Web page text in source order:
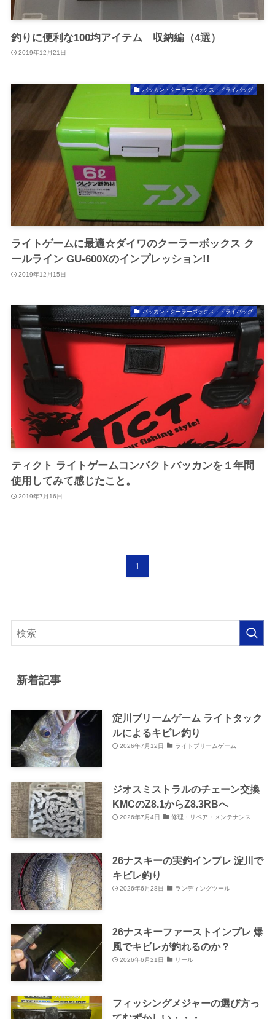
釣りに便利な100均アイテム 収納編（4選）
2019年12月21日
バッカン・クーラーボックス・ドライバッグ
ライトゲームに最適☆ダイワのクーラーボックス ク
ールライン GU-600Xのインプレッション!!
2019年12月15日
バッカン・クーラーボックス・ドライバッグ
ティクト ライトゲームコンパクトバッカンを１年間
使用してみて感じたこと。
2019年7月16日
1
新着記事
淀川ブリームゲーム ライトタック
ルによるキビレ釣り
2026年7月12日 ライトブリームゲーム
ジオスミストラルのチェーン交換
KMCのZ8.1からZ8.3RBへ
2026年7月4日 修理・リペア・メンテナンス
26ナスキーの実釣インプレ 淀川で
キビレ釣り
2026年6月28日 ランディングツール
26ナスキーファーストインプレ 爆
風でキビレが釣れるのか？
2026年6月21日 リール
フィッシングメジャーの選び方っ